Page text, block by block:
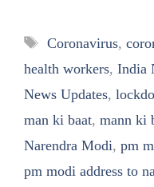
Tags
Coronavirus,
health workers, India
News Updates,
man ki baat, mann ki
Narendra Modi, pm
pm modi address to